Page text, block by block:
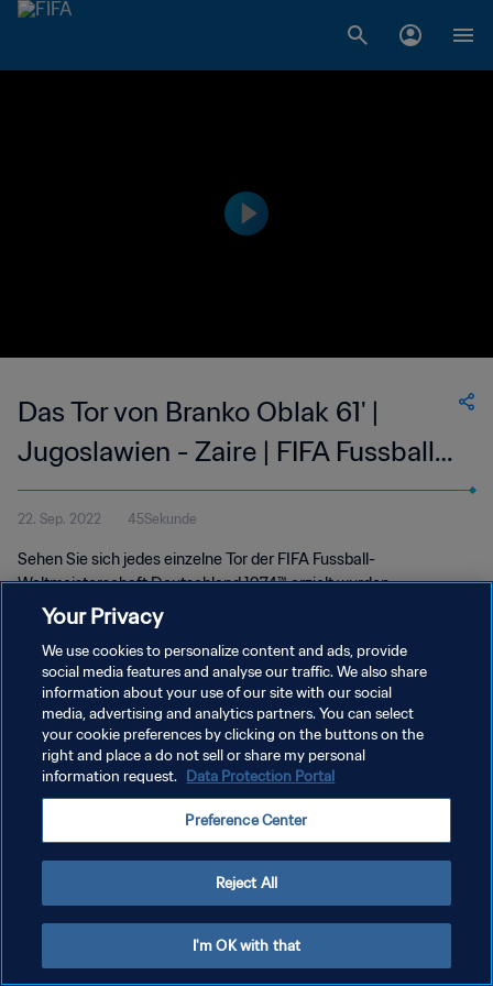
Das Tor von Branko Oblak 61' |
Jugoslawien - Zaire | FIFA Fussball-
Weltmeisterschaft Deutschland
1974™
22. Sep. 2022 45Sekunde
Sehen Sie sich jedes einzelne Tor der FIFA Fussball-
Weltmeisterschaft Deutschland 1974™ erzielt wurden.
DATENSCHUTZ
NUTZUNGSBEDINGUNGEN
COOKIE-EINSTELLUNGEN VERWALTEN
Your Privacy
We use cookies to personalize content and ads, provide
social media features and analyse our traffic. We also share
information about your use of our site with our social
media, advertising and analytics partners. You can select
your cookie preferences by clicking on the buttons on the
right and place a do not sell or share my personal
information request. Data Protection Portal
Preference Center
Reject All
I'm OK with that